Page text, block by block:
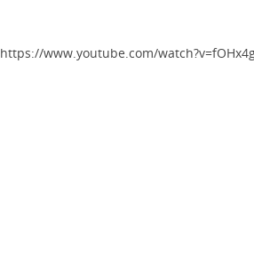
https://www.youtube.com/